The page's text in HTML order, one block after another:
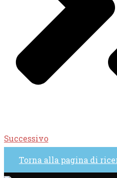
Successivo
Torna alla pagina di